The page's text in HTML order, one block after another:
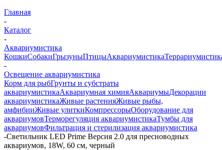
Главная
-
Каталог
-
Аквариумистика
КошкиСобакиГрызуныПтицыАквариумистика
-
Освещение аквариумистика
Корм для рыбГрунты и субстраты
аквариумистикаАквариумная химияАквариумыДекорации
аквариумистикаЖивые растенияЖивые рыбы,
амфибииЖивые улиткиКомпрессорыОборудование для
аквариумовТерморегуляция аквариумистикаТумбы для
аквариумовФильтрация и стерилизация аквариумистика
-Светильник LED Prime Версия 2.0 для пресноводных
аквариумов, 18W, 60 см, черный